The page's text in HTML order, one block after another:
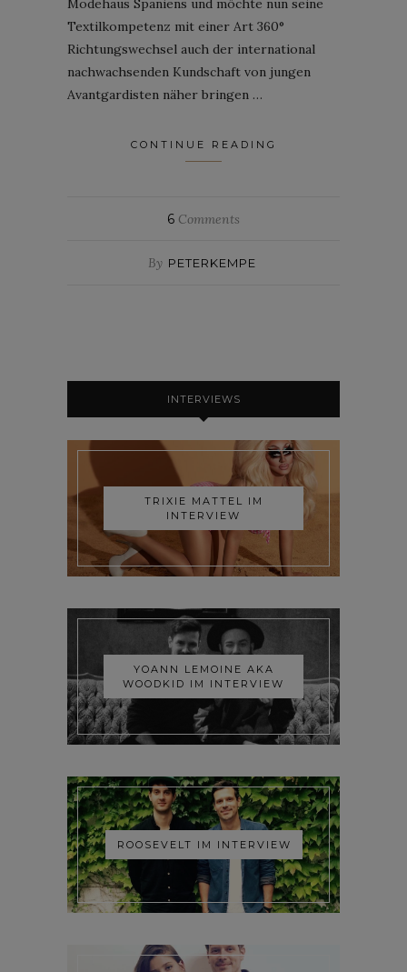
Textilkompetenz mit einer Art 360°
Richtungswechsel auch der international
nachwachsenden Kundschaft von jungen
Avantgardisten näher bringen …
CONTINUE READING
6 Comments
By PETERKEMPE
INTERVIEWS
TRIXIE MATTEL IM
INTERVIEW
YOANN LEMOINE AKA
WOODKID IM INTERVIEW
ROOSEVELT IM INTERVIEW